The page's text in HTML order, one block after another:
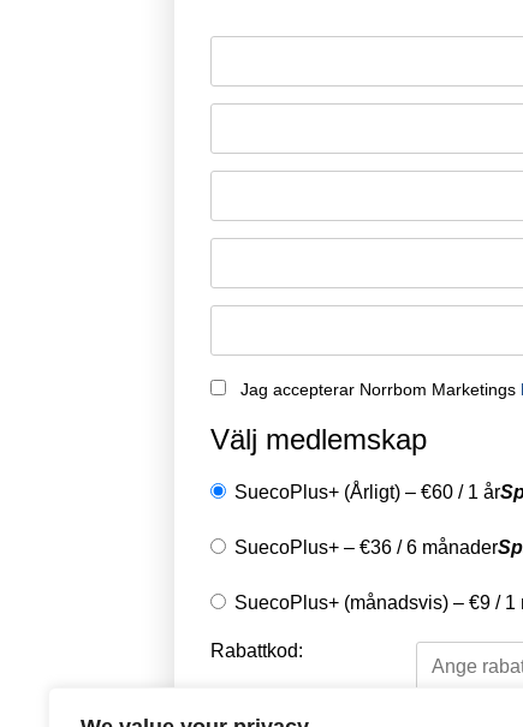
Jag accepterar Norrbom Marketings
Välj medlemskap
SuecoPlus+ (Årligt) – €60 / 1 år
SuecoPlus+ – €36 /6 månader
SuecoPlus+ (månadsvis) – €9 / 1
Rabattkod: